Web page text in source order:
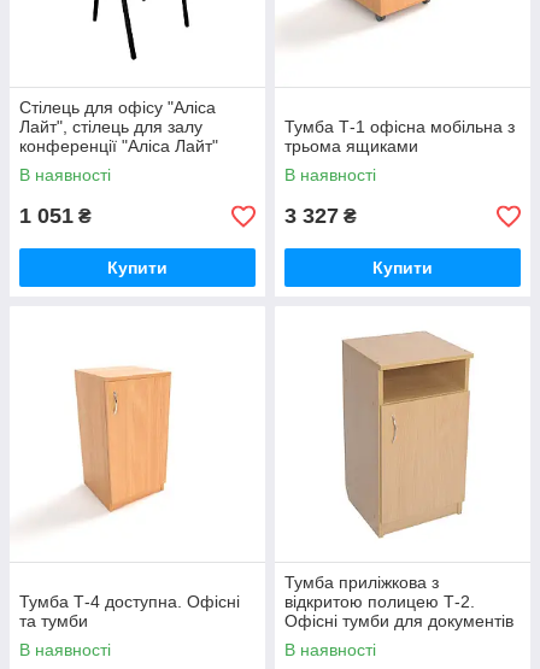
Стілець для офісу "Аліса
Лайт", стілець для залу
конференції "Аліса Лайт"
В наявності
1 051 ₴
Купити
Тумба Т-1 офісна мобільна з
трьома ящиками
В наявності
3 327 ₴
Купити
Тумба Т-4 доступна. Офісні
та тумби
В наявності
Тумба приліжкова з
відкритою полицею Т-2.
Офісні тумби для документів
В наявності